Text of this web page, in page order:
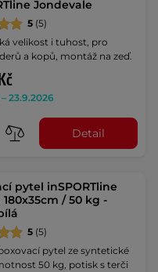
Jondevale
5 (5)
velikost i tuhost, pro
a kopů, montáž na zeď.
23.9.2026
Detail
pytel inSPORTline
/ 50 kg -
5 (5)
pytel ze syntetické
50 kg, potisk s terči